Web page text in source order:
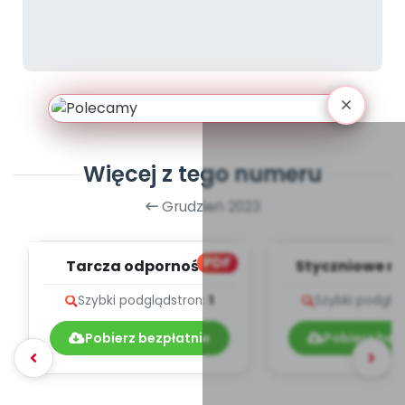
Więcej z tego numeru
Grudzień 2023
PDF
Tarcza odporności
Szybki podglądstron: 1
Pobierz bezpłatnie
Styczniowe
Szybki
Pobierz